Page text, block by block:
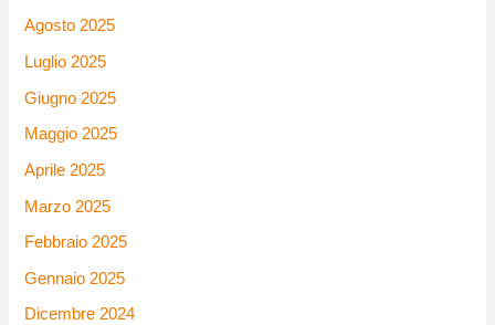
Agosto 2025
Luglio 2025
Giugno 2025
Maggio 2025
Aprile 2025
Marzo 2025
Febbraio 2025
Gennaio 2025
Dicembre 2024